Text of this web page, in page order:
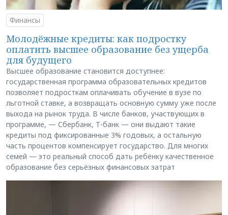
Финансы
Молодёжные кредиты: как подростку
оплатить высшее образование без ущерба
для будущего
Высшее образование становится доступнее:
государственная программа образовательных кредитов
позволяет подросткам оплачивать обучение в вузе по
льготной ставке, а возвращать основную сумму уже после
выхода на рынок труда. В числе банков, участвующих в
программе, — Сбербанк, Т-банк — они выдают такие
кредиты под фиксированные 3% годовых, а остальную
часть процентов компенсирует государство. Для многих
семей — это реальный способ дать ребёнку качественное
образование без серьёзных финансовых затрат